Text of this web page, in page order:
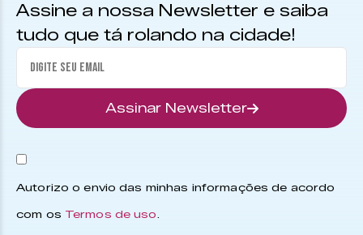
Assine a nossa Newsletter e saiba
tudo que tá rolando na cidade!
Assinar Newsletter
Autorizo o envio das minhas informações de acordo
com os Termos de uso.